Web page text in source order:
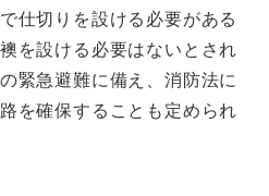
仕切りを設ける必要がある
を設ける必要はないとされ
緊急避難に備え、消防法に
を確保することも定められ